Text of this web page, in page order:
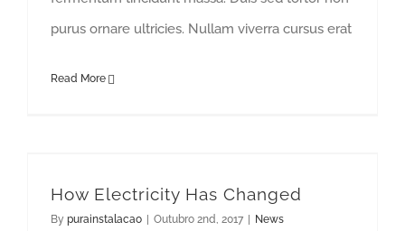
purus ornare ultricies. Nullam viverra cursus erat
Read More
How Electricity Has Changed
By purainstalacao Outubro 2nd, 2017 News